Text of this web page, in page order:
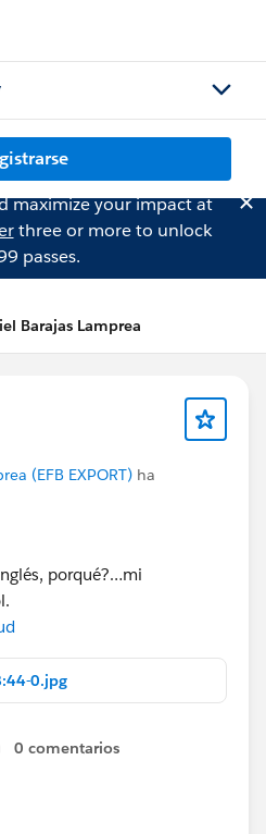
maximize your impact at
three or more to unlock
passes.
Barajas Lamprea
(EFB EXPORT) ha
porqué?…mi
0.jpg
0 comentarios